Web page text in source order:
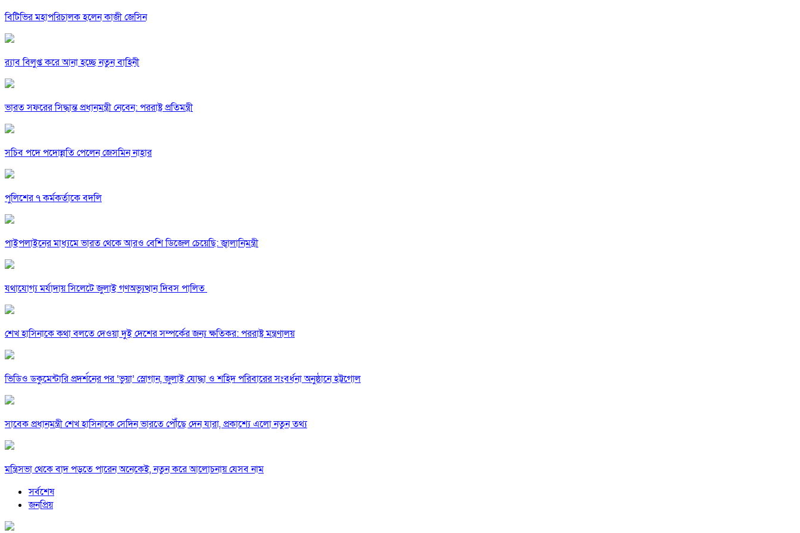
বিটিভির মহাপরিচালক হলেন কাজী জেসিন
র‍্যাব বিলুপ্ত করে আনা হচ্ছে নতুন বাহিনী
ভারত সফরের সিদ্ধান্ত প্রধানমন্ত্রী নেবেন: পররাষ্ট্র প্রতিমন্ত্রী
সচিব পদে পদোন্নতি পেলেন জেসমিন নাহার
পুলিশের ৭ কর্মকর্তাকে বদলি
পাইপলাইনের মাধ্যমে ভারত থেকে আরও বেশি ডিজেল চেয়েছি: জ্বালানিমন্ত্রী
যথাযোগ্য মর্যাদায় সিলেটে জুলাই গণঅভ্যুত্থান দিবস পালিত
শেখ হাসিনাকে কথা বলতে দেওয়া দুই দেশের সম্পর্কের জন্য ক্ষতিকর: পররাষ্ট্র মন্ত্রণালয়
ভিডিও ডকুমেন্টারি প্রদর্শনের পর ‘ভুয়া’ স্লোগান, জুলাই যোদ্ধা ও শহিদ পরিবারের সংবর্ধনা অনুষ্ঠানে হট্টগোল
সাবেক প্রধানমন্ত্রী শেখ হাসিনাকে সেদিন ভারতে পৌঁছে দেন যারা, প্রকাশ্যে এলো নতুন তথ্য
মন্ত্রিসভা থেকে বাদ পড়তে পারেন অনেকেই, নতুন করে আলোচনায় যেসব নাম
সর্বশেষ
জনপ্রিয়